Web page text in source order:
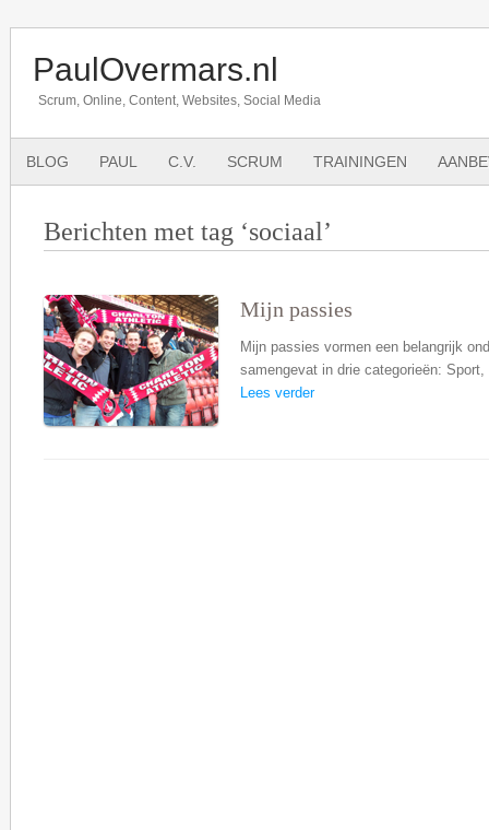
PaulOvermars.nl
Scrum, Online, Content, Websites, Social Media
BLOG PAUL C.V. SCRUM TRAININGEN
Berichten met tag ‘sociaal’
Mijn passies
Mijn passies vormen een belangrijk
samengevat in drie categorieën:
Lees verder